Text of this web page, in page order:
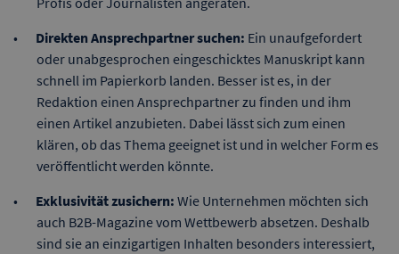
Direkten Ansprechpartner suchen: Ein unaufgefordert
oder unabgesprochen eingeschicktes Manuskript kann
schnell im Papierkorb landen. Besser ist es, in der
Redaktion einen Ansprechpartner zu finden und ihm
einen Artikel anzubieten. Dabei lässt sich zum einen
klären, ob das Thema geeignet ist und in welcher Form es
veröffentlicht werden könnte.
Exklusivität zusichern: Wie Unternehmen möchten sich
auch B2B-Magazine vom Wettbewerb absetzen. Deshalb
sind sie an einzigartigen Inhalten besonders interessiert,